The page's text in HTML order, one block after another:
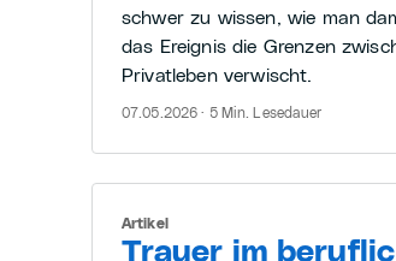
schwer zu wissen, wie man
das Ereignis die Grenzen
Privatleben verwischt.
07.05.2026 · 5 Min. Lesedauer
Trauer im
Artikel